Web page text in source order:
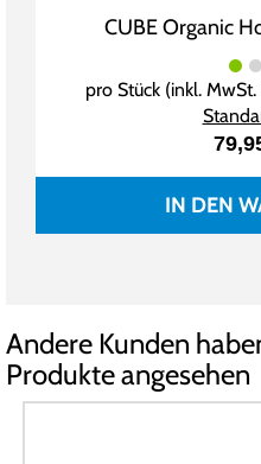
CUBE Organic
pro Stück (inkl.
IN DEN
Andere Kunden
Produkte angesehen